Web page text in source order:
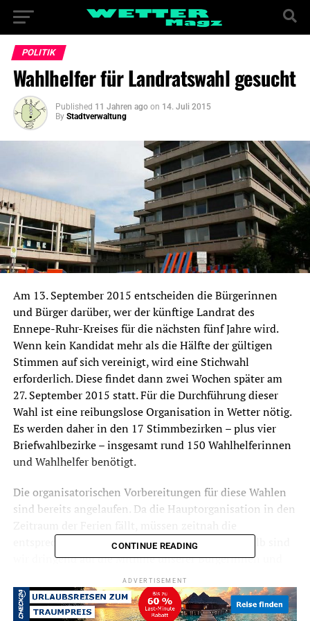
POLITIK
Wahlhelfer für Landratswahl gesucht
Published 11 Jahren ago on 14. Juli 2015
By Stadtverwaltung
Am 13. September 2015 entscheiden die Bürgerinnen
und Bürger darüber, wer der künftige Landrat des
Ennepe-Ruhr-Kreises für die nächsten fünf Jahre wird.
Wenn kein Kandidat mehr als die Hälfte der gültigen
Stimmen auf sich vereinigt, wird eine Stichwahl
erforderlich. Diese findet dann zwei Wochen später am
27. September 2015 statt. Für die Durchführung dieser
Wahl ist eine reibungslose Organisation in Wetter nötig.
Es werden daher in den 17 Stimmbezirken – plus vier
Briefwahlbezirke – insgesamt rund 150 Wahlhelferinnen
und Wahlhelfer benötigt.
Die organisatorischen Vorbereitungen für diese Wahlen
sind bereits angelaufen. Da die Hauptorganisation in den
entsprechenden Weichen gestellt werden. „Deshalb sind
wir dringend auf die Mithilfe unserer Bürgerinnen und
Bürger angewiesen und hoffen auf tatkräftige
Unterstützung“ verlautete es aus dem Wahlamt.
CONTINUE READING
ADVERTISEMENT